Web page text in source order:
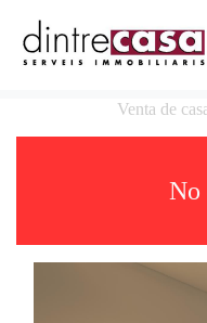
Venta de
No